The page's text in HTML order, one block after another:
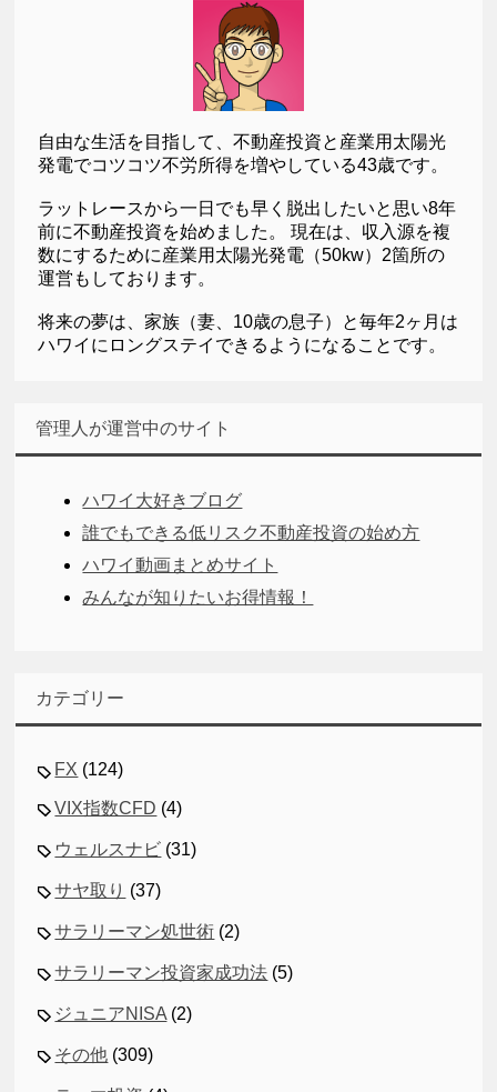
自由な生活を目指して、不動産投資と産業用太陽光
発電でコツコツ不労所得を増やしている43歳です。
ラットレースから一日でも早く脱出したいと思い8年
前に不動産投資を始めました。 現在は、収入源を複
数にするために産業用太陽光発電（50kw）2箇所の
運営もしております。
将来の夢は、家族（妻、10歳の息子）と毎年2ヶ月は
ハワイにロングステイできるようになることです。
管理人が運営中のサイト
ハワイ大好きブログ
誰でもできる低リスク不動産投資の始め方
ハワイ動画まとめサイト
みんなが知りたいお得情報！
カテゴリー
FX (124)
VIX指数CFD (4)
ウェルスナビ (31)
サヤ取り (37)
サラリーマン処世術 (2)
サラリーマン投資家成功法 (5)
ジュニアNISA (2)
その他 (309)